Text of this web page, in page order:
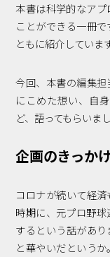
その他
ラジオ
「小早
広報誌
「クロス
本書は科学的なア
ことができる一冊
ともに紹介しています
今回、本書の編集
にこめた想い、自
ど、語ってもらいまし
企画のきっか
コロナが続いて経
時期に、元プロ野
するという話があ
と華やいだという